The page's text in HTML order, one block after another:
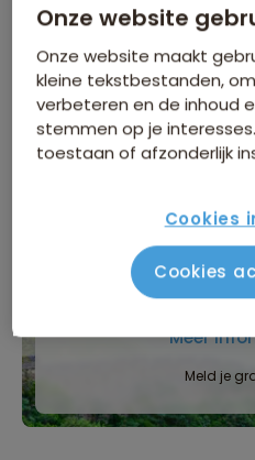
Klik op de links voor meer
Inbegrepen in de
Bijkomende kosten
Zaterdag 5
Meer
Meld je
Onze website
Onze website maakt
kleine tekstbestanden,
verbeteren en de inhoud
stemmen op je
toestaan of afzonderlijk
Cookies
Cookies